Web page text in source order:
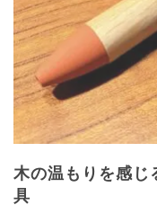
木の温もりを感じ
具